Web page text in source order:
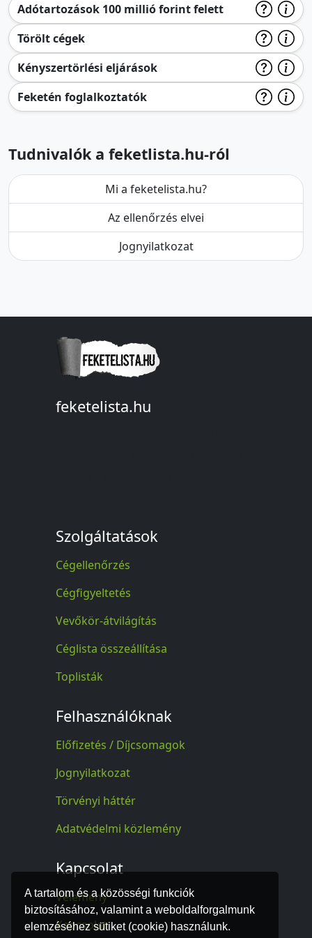
A tartalom és a közösségi funkciók
biztosításához, valamint a weboldalforgalmunk
elemzéséhez sütiket (cookie) használunk.
Adótartozások 100 millió forint felett
Törölt cégek
Kényszertörlési eljárások
Feketén foglalkoztatók
Tudnivalók a feketlista.hu-ról
Mi a feketelista.hu?
Az ellenőrzés elvei
Jognyilatkozat
feketelista.hu
Szolgáltatások
Cégellenőrzés
Cégfigyeltetés
Vevőkör-átvilágítás
Céglista összeállítása
Toplisták
Felhasználóknak
Előfizetés / Díjcsomagok
Jognyilatkozat
Törvényi háttér
Adatvédelmi közlemény
Kapcsolat
Vélemény
Kapcsolat